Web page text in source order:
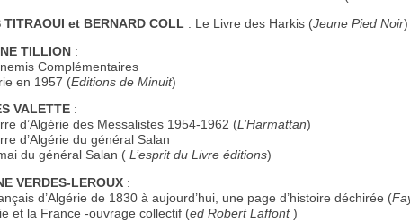
TITRAOUI et BERNARD COLL : Le Livre des Harkis (Jeune Pied Noir)
TILLION:
Complémentaires
en 1957 (Editions de Minuit)
VALETTE:
d’Algérie des Messalistes 1954-1962 (L’Harmattan)
d’Algérie du général Salan
du général Salan (L’esprit du Livre éditions)
VERDES-LEROUX:
d’Algérie de 1830 à aujourd’hui, une page d’histoire déchirée (
et la France -ouvrage collectif (ed Robert Laffont )